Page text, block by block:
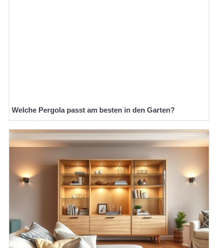
Welche Pergola passt am besten in den Garten?